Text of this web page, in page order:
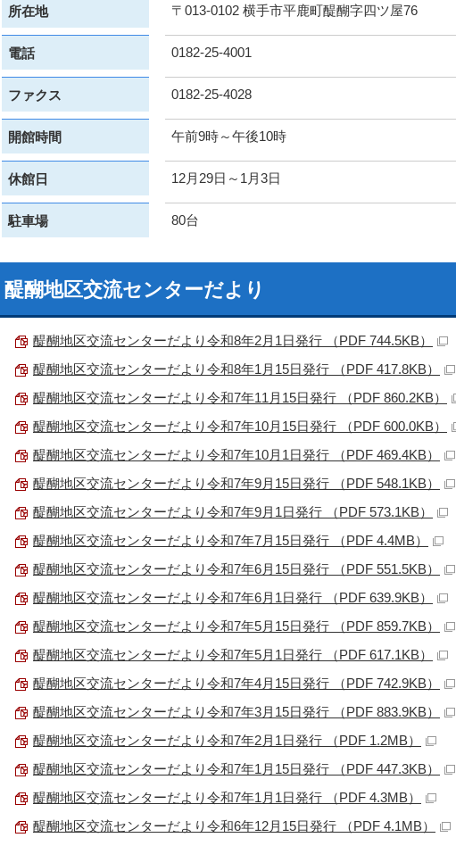
所在地 〒013-0102 横手市平鹿町醍醐字四ツ屋76
電話 0182-25-4001
ファクス 0182-25-4028
開館時間 午前9時～午後10時
休館日 12月29日～1月3日
駐車場 80台
醍醐地区交流センターだより
醍醐地区交流センターだより令和8年2月1日発行 （PDF 744.5KB）
醍醐地区交流センターだより令和8年1月15日発行 （PDF 417.8KB）
醍醐地区交流センターだより令和7年11月15日発行 （PDF 860.2KB）
醍醐地区交流センターだより令和7年10月15日発行 （PDF 600.0KB）
醍醐地区交流センターだより令和7年10月1日発行 （PDF 469.4KB）
醍醐地区交流センターだより令和7年9月15日発行 （PDF 548.1KB）
醍醐地区交流センターだより令和7年9月1日発行 （PDF 573.1KB）
醍醐地区交流センターだより令和7年7月15日発行 （PDF 4.4MB）
醍醐地区交流センターだより令和7年6月15日発行 （PDF 551.5KB）
醍醐地区交流センターだより令和7年6月1日発行 （PDF 639.9KB）
醍醐地区交流センターだより令和7年5月15日発行 （PDF 859.7KB）
醍醐地区交流センターだより令和7年5月1日発行 （PDF 617.1KB）
醍醐地区交流センターだより令和7年4月15日発行 （PDF 742.9KB）
醍醐地区交流センターだより令和7年3月15日発行 （PDF 883.9KB）
醍醐地区交流センターだより令和7年2月1日発行 （PDF 1.2MB）
醍醐地区交流センターだより令和7年1月15日発行 （PDF 447.3KB）
醍醐地区交流センターだより令和7年1月1日発行 （PDF 4.3MB）
醍醐地区交流センターだより令和6年12月15日発行 （PDF 4.1MB）